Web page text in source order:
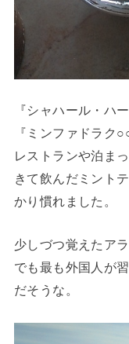
『シャハール・ハ
『ミンファドラク
レストランや泊ま
きて飲んだミント
かり慣れました。
少しづつ覚えたア
でも最も外国人が
だそうな。